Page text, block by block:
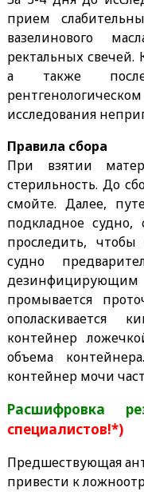
прием
вазелинового
ректальных
а также
исследования
Правила сбора
При взятии
стерильность. До
смойте. Далее,
подкладное судно,
проследить,
судно
промывается
ополаскивается
контейнер
объема
контейнер мочи
Расшифровка
специалистов!*)
Предшествующая
привести к